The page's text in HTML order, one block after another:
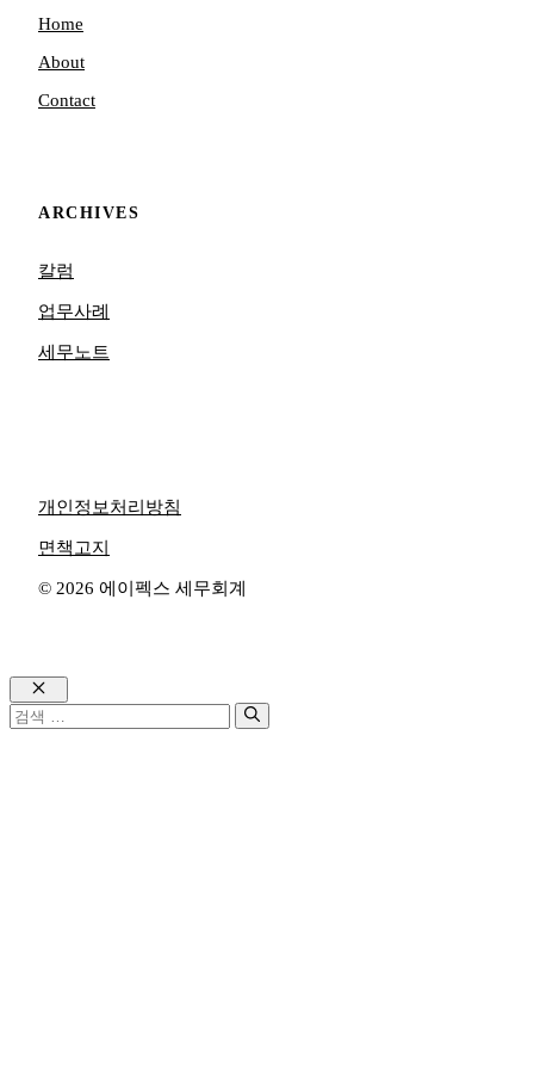
Home
About
Contact
ARCHIVES
칼럼
업무사례
세무노트
© 2026 에이펙스 세무회계
개인정보처리방침
면책고지
Close
검